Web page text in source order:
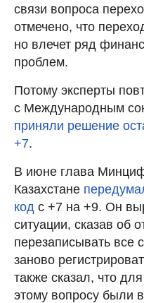
связи вопроса
отмечено, что
но влечет ряд
проблем.
Потому эксперты
с Международным
приняли решение
+7.
В июне глава
Казахстане
код с +7 на +9. Он
ситуации, сказав об
перезаписывать все
заново
также сказал, что
этому вопросу были